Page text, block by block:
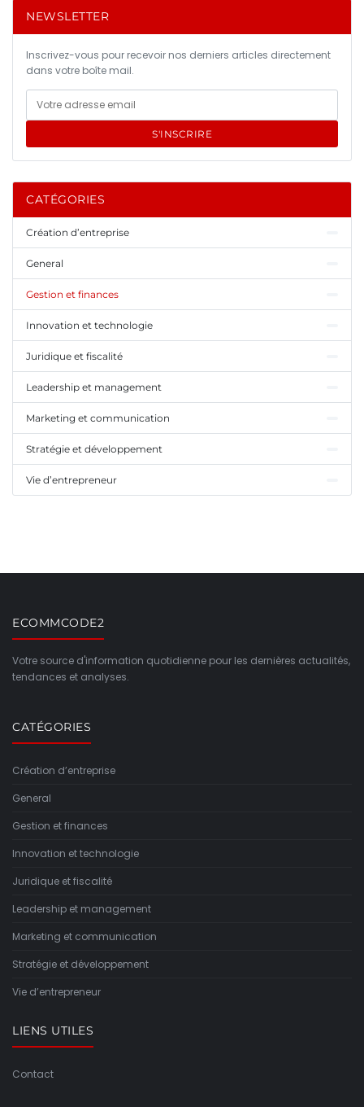
NEWSLETTER
Inscrivez-vous pour recevoir nos derniers articles directement
dans votre boîte mail.
S'INSCRIRE
CATÉGORIES
Création d’entreprise
General
Gestion et finances
Innovation et technologie
Juridique et fiscalité
Leadership et management
Marketing et communication
Stratégie et développement
Vie d’entrepreneur
ECOMMCODE2
Votre source d'information quotidienne pour les dernières actualités,
tendances et analyses.
CATÉGORIES
Création d’entreprise
General
Gestion et finances
Innovation et technologie
Juridique et fiscalité
Leadership et management
Marketing et communication
Stratégie et développement
Vie d’entrepreneur
LIENS UTILES
Contact